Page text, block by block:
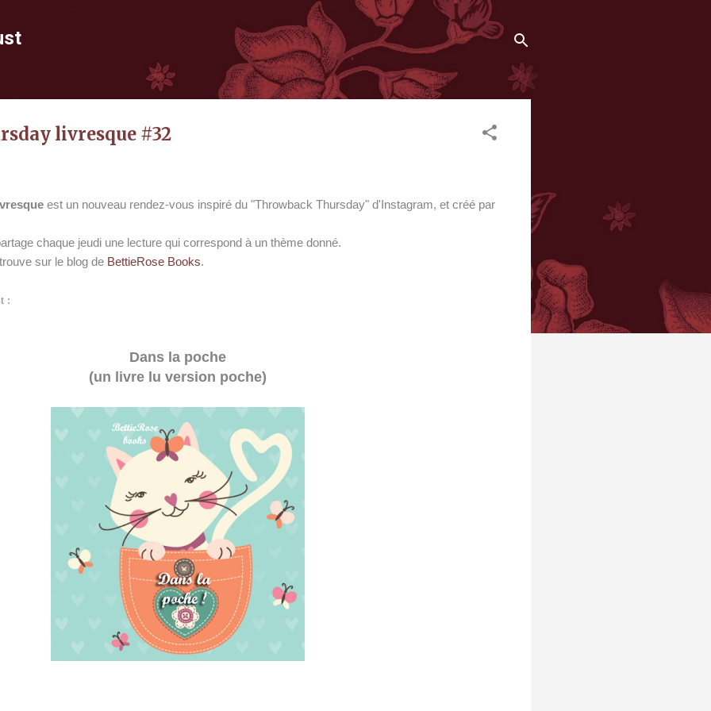
livresque #32
est un nouveau rendez-vous inspiré du "Throwback Thursday" d'Instagram, et créé par
chaque jeudi une lecture qui correspond à un thème donné.
sur le blog de BettieRose Books.
:
Dans la poche
(un livre lu version poche)